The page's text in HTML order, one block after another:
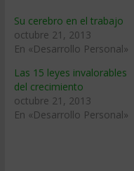
Su cerebro en el trabajo
octubre 21, 2013
En «Desarrollo Personal»
Las 15 leyes invalorables
del crecimiento
octubre 21, 2013
En «Desarrollo Personal»